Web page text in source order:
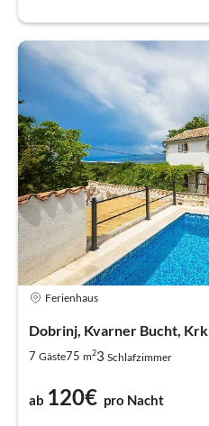
Ferienhaus
Dobrinj, Kvarner Bucht, Krk
7 Gäste75 m23 Schlafzimmer
ab 120€ pro Nacht